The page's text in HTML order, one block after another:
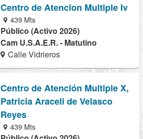
Centro de Atencion Multiple Iv
439 Mts
Público (Activo 2026)
Cam U.S.A.E.R. - Matutino
Calle Vidrieros
Centro de Atención Multiple X,
Patricia Araceli de Velasco
Reyes
439 Mts